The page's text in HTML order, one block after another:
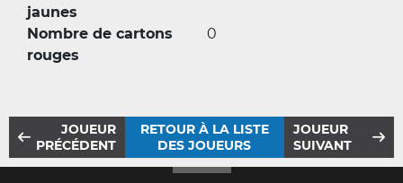
jaunes
Nombre de cartons
rouges
0
JOUEUR
PRÉCÉDENT
RETOUR À LA LISTE
DES JOUEURS
JOUEUR
SUIVANT